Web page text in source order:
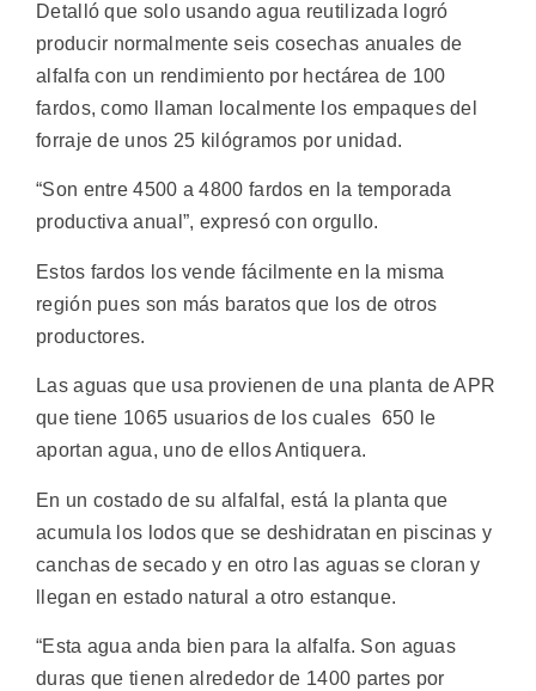
Detalló que solo usando agua reutilizada logró
producir normalmente seis cosechas anuales de
alfalfa con un rendimiento por hectárea de 100
fardos, como llaman localmente los empaques del
forraje de unos 25 kilógramos por unidad.
“Son entre 4500 a 4800 fardos en la temporada
productiva anual”, expresó con orgullo.
Estos fardos los vende fácilmente en la misma
región pues son más baratos que los de otros
productores.
Las aguas que usa provienen de una planta de APR
que tiene 1065 usuarios de los cuales 650 le
aportan agua, uno de ellos Antiquera.
En un costado de su alfalfal, está la planta que
acumula los lodos que se deshidratan en piscinas y
canchas de secado y en otro las aguas se cloran y
llegan en estado natural a otro estanque.
“Esta agua anda bien para la alfalfa. Son aguas
duras que tienen alrededor de 1400 partes por